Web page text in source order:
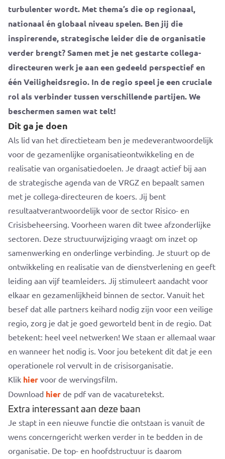
turbulenter wordt. Met thema’s die op regionaal,
nationaal én globaal niveau spelen. Ben jij die
inspirerende, strategische leider die de organisatie
verder brengt? Samen met je net gestarte collega-
directeuren werk je aan een gedeeld perspectief en
één Veiligheidsregio. In de regio speel je een cruciale
rol als verbinder tussen verschillende partijen. We
beschermen samen wat telt!
Dit ga je doen
Als lid van het directieteam ben je medeverantwoordelijk
voor de gezamenlijke organisatieontwikkeling en de
realisatie van organisatiedoelen. Je draagt actief bij aan
de strategische agenda van de VRGZ en bepaalt samen
met je collega-directeuren de koers. Jij bent
resultaatverantwoordelijk voor de sector Risico- en
Crisisbeheersing. Voorheen waren dit twee afzonderlijke
sectoren. Deze structuurwijziging vraagt om inzet op
samenwerking en onderlinge verbinding. Je stuurt op de
ontwikkeling en realisatie van de dienstverlening en geeft
leiding aan vijf teamleiders. Jij stimuleert aandacht voor
elkaar en gezamenlijkheid binnen de sector. Vanuit het
besef dat alle partners keihard nodig zijn voor een veilige
regio, zorg je dat je goed geworteld bent in de regio. Dat
betekent: heel veel netwerken! We staan er allemaal waar
en wanneer het nodig is. Voor jou betekent dit dat je een
operationele rol vervult in de crisisorganisatie.
Klik hier voor de wervingsfilm.
Download hier de pdf van de vacaturetekst.
Extra interessant aan deze baan
Je stapt in een nieuwe functie die ontstaan is vanuit de
wens concerngericht werken verder in te bedden in de
organisatie. De top- en hoofdstructuur is daarom